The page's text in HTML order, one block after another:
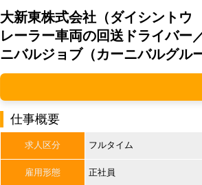
大新東株式会社（ダイシント
レーラー車両の回送ドライバー
ニバルジョブ（カーニバルグル
仕事概要
求人区分 フルタイム
雇用形態 正社員